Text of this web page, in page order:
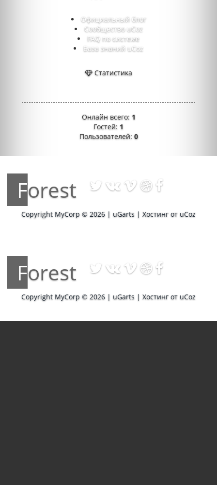
Официальный блог
Сообщество uCoz
FAQ по системе
База знаний uCoz
Статистика
Онлайн всего: 1
Гостей: 1
Пользователей:0
Forest
Copyright MyCorp © 2026 | uGarts | Хостинг от uCoz
Forest
Copyright MyCorp © 2026 | uGarts | Хостинг от uCoz